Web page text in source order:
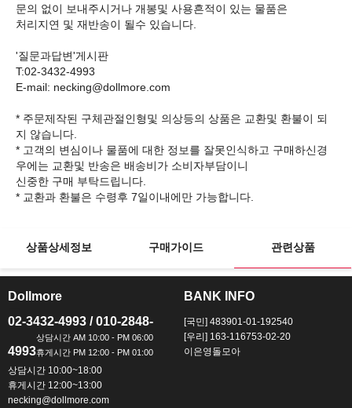
문의 없이 보내주시거나 개봉및 사용흔적이 있는 물품은
처리지연 및 재반송이 될수 있습니다.
'질문과답변'게시판
T:02-3432-4993
E-mail: necking@dollmore.com
* 주문제작된 구체관절인형및 의상등의 상품은 교환및 환불이 되
지 않습니다.
* 고객의 변심이나 물품에 대한 정보를 잘못인식하고 구매하신경
우에는 교환및 반송은 배송비가 소비자부담이니
신중한 구매 부탁드립니다.
상품상세정보 구매가이드 관련상품
Dollmore
02-3432-4993 / 010-2848-
4993
상담시간 10:00~18:00
휴게시간 12:00~13:00
necking@dollmore.com
BANK INFO
[국민] 483901-01-192540
[우리] 163-116753-02-20
이은영돌모아